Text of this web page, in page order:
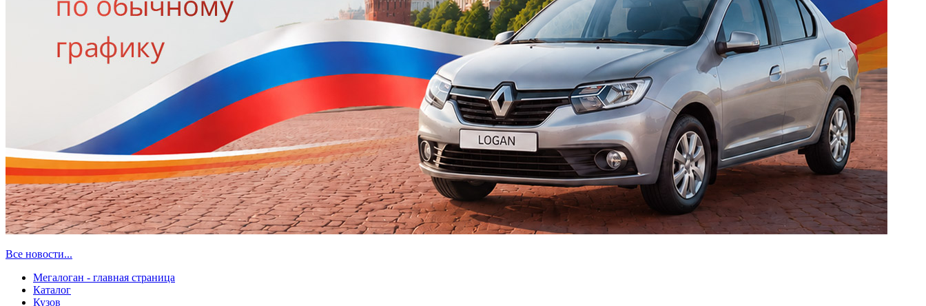
Все новости...
Мегалоган - главная страница
Каталог
Кузов